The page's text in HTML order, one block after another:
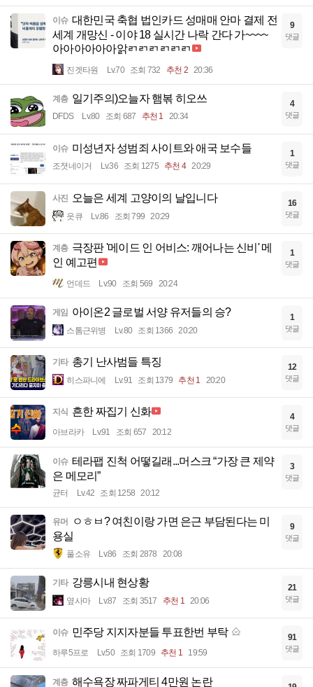
이슈 대한민국 축협 법인카드 성매매 안마 결제 전
세계 개망신 - 이야 18 실시간 나락 간다 가~~~~
아아아아아아앍ㄺㄺㄺㄺㄺㄺ
진겟타원 Lv.70 조회 732 추천 2 20:36
9
댓글
계층 일기주의)오늘자 햄볶 히오쓰
DFDS Lv.80 조회 687 추천 1 20:34
4
댓글
이슈 미성년자 성범죄 사이트와 애국 보수들
조졋네이거 Lv.36 조회 1275 추천 4 20:29
1
댓글
사진 오늘은 세계 고양이의 날입니다
읏큐 Lv.86 조회 799 20:29
16
댓글
계층 극장판 '메이드 인 어비스: 깨어나는 신비' 메
인 예고편
언데드 Lv.90 조회 569 20:24
1
댓글
게임 아이온2 글로벌 서양 유저들의 승?
스톰근위병 Lv.80 조회 1366 20:20
1
댓글
기타 총기 난사범들 특징
히스파니에 Lv.91 조회 1379 추천 1 20:20
12
댓글
지식 흔한 짜집기 신화
아브라카 Lv.91 조회 657 20:12
4
댓글
이슈 테라팹 진척 어떻길래...머스크 “가장 큰 제약
은 메모리”
균터 Lv.42 조회 1258 20:12
3
댓글
유머
ㅇㅎㅂ? 여친이랑 가면 은근 부담된다는 미
용실
풀소유 Lv.86 조회 2878 20:08
9
댓글
기타 강릉시내 현상황
옆사마 Lv.87 조회 3517 추천 1 20:06
21
댓글
이슈 민주당 지지자분들 투표한번 부탁
하루5프로 Lv.50 조회 1709 추천 1 19:59
91
댓글
계층 해수욕장 짜파게티 4만원 논란